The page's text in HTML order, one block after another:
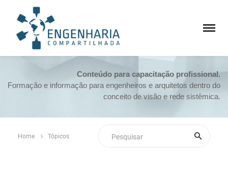
Conteúdo para capacitação profissional.
Formação e informação para engenheiros e arquitetos dentro do
conceito de visão e rede sistêmica.
Home Tópicos